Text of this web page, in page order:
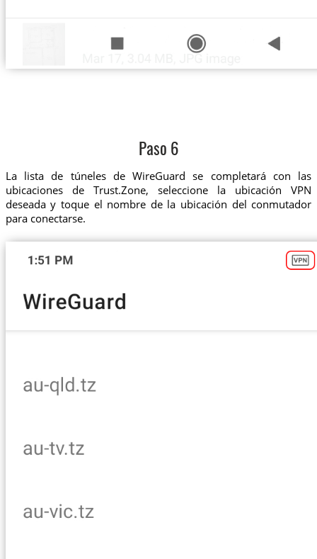
Paso 6
La lista de túneles de WireGuard se completará con las
ubicaciones de Trust.Zone, seleccione la ubicación VPN
deseada y toque el nombre de la ubicación del conmutador
para conectarse.